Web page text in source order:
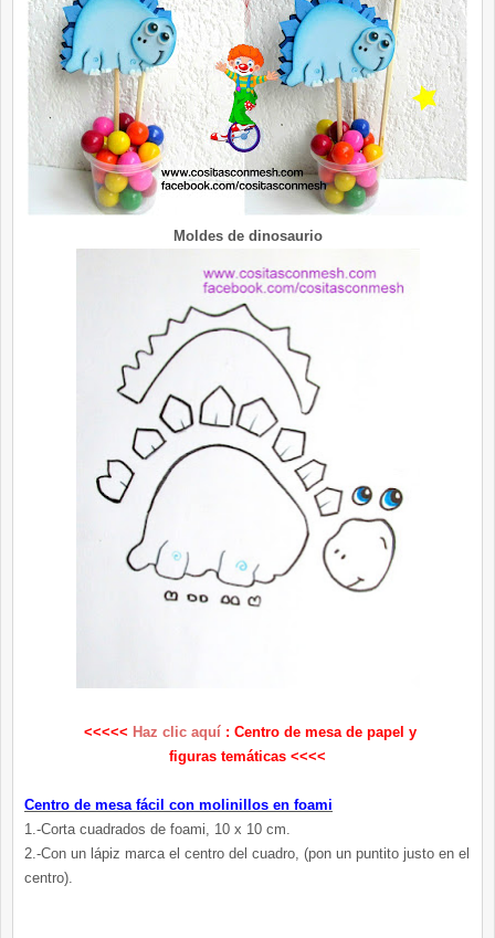
Moldes de dinosaurio
<<<<< Haz clic aquí : Centro de mesa de papel y
figuras temáticas <<<<
Centro de mesa fácil con molinillos en foami
1.-Corta cuadrados de foami, 10 x 10 cm.
2.-Con un lápiz marca el centro del cuadro, (pon un puntito justo en el
centro).